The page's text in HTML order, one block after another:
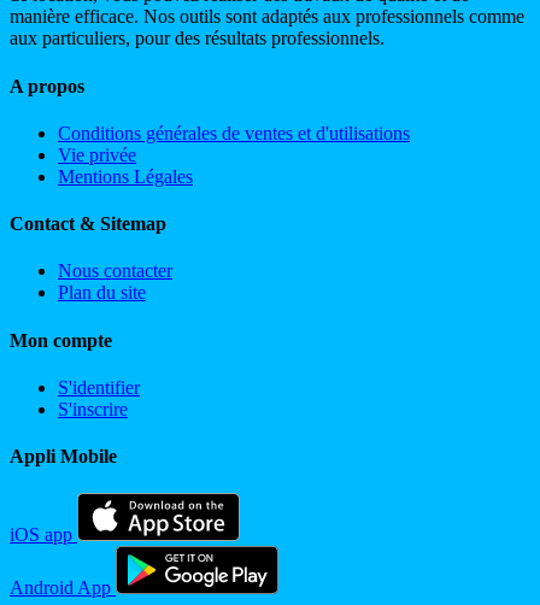
manière efficace. Nos outils sont adaptés aux professionnels comme
aux particuliers, pour des résultats professionnels.
A propos
Conditions générales de ventes et d'utilisations
Vie privée
Mentions Légales
Contact & Sitemap
Nous contacter
Plan du site
Mon compte
S'identifier
S'inscrire
Appli Mobile
iOS app
Android App